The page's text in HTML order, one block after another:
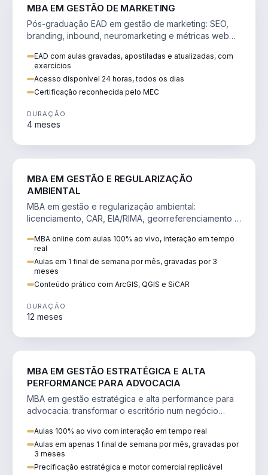
MBA EM GESTÃO DE MARKETING
Pós-graduação EAD em gestão de marketing: SEO,
branding, inbound, neuromarketing e métricas web
EAD com aulas gravadas, apostiladas e atualizadas, com
exercícios
Acesso disponível 24 horas, todos os dias
Certificação reconhecida pelo MEC
DURAÇÃO
4 meses
MBA EM GESTÃO E REGULARIZAÇÃO
AMBIENTAL
MBA em gestão e regularização ambiental:
licenciamento, CAR, EIA/RIMA, georreferenciamento e
MBA online com aulas 100% ao vivo, interação em tempo
real
Aulas em 1 final de semana por mês, gravadas por 3
meses
Conteúdo prático com ArcGIS, QGIS e SiCAR
DURAÇÃO
12 meses
MBA EM GESTÃO ESTRATÉGICA E ALTA
PERFORMANCE PARA ADVOCACIA
MBA em gestão estratégica e alta performance para
advocacia: transformar o escritório num negócio
Aulas 100% ao vivo com interação em tempo real
Aulas em apenas 1 final de semana por mês, gravadas por
3 meses
Precificação estratégica e motor comercial replicável